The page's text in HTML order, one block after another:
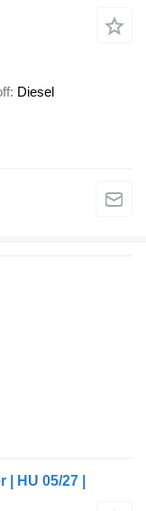
Diesel
HU 05/27 |